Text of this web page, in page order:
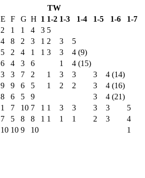
TW
E F G H 1 1-2 1-3 1-4 1-5 1-6
1-7
2 1 1 4 3 5
4 8 2 3 1 2 3
5
5 2 4 1 1 3 3
4 (9)
6 4 3 6 1
4 (15)
3 3 7 2 1 3 3 3
4 (14)
9 9 6 5 1 2 2 3
4 (16)
8 6 5 9 3
4 (21)
1 7 10 7 1 1 3 3 3 3
5
7 5 8 8 1 1 1 1 2 3
4
10 10 9 10 1